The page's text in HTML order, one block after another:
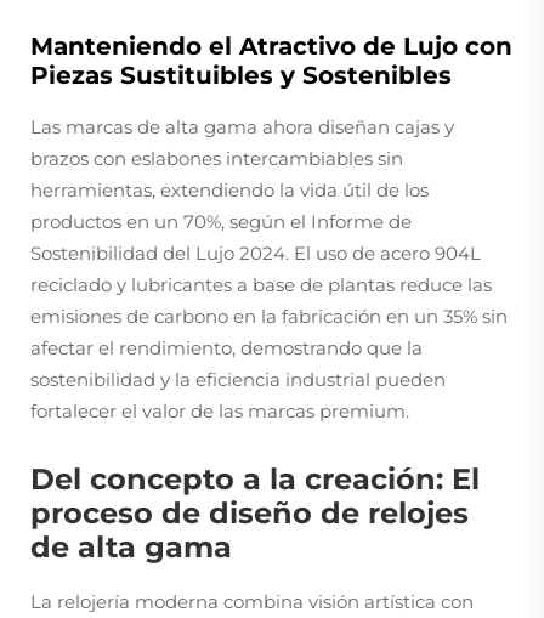
Manteniendo el Atractivo de Lujo con
Piezas Sustituibles y Sostenibles
Las marcas de alta gama ahora diseñan cajas y
brazos con eslabones intercambiables sin
herramientas, extendiendo la vida útil de los
productos en un 70%, según el Informe de
Sostenibilidad del Lujo 2024. El uso de acero 904L
reciclado y lubricantes a base de plantas reduce las
emisiones de carbono en la fabricación en un 35% sin
afectar el rendimiento, demostrando que la
sostenibilidad y la eficiencia industrial pueden
fortalecer el valor de las marcas premium.
Del concepto a la creación: El
proceso de diseño de relojes
de alta gama
La relojería moderna combina visión artística con